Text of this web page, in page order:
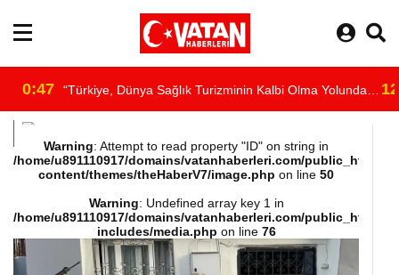
0:47 “Türkiye, Dünya Sağlık Turizminin Kalbi Olma Yolunda
content/themes/theHaberV7/dosyalar/moduller/header-
havadurumu.php
on line16
Warning: Attempt to read property "ID" on string in
/home/u891110917/domains/vatanhaberleri.com/public_html/
content/themes/theHaberV7/image.php on line 50
Warning: Undefined array key 1 in
/home/u891110917/domains/vatanhaberleri.com/public_html/
includes/media.php on line 76